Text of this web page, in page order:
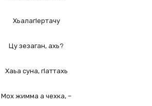
ХьалагIертачу
Цу зезаган, ахь?
Хаьа суна, гIаттахь
Мох жимма а чехка, –